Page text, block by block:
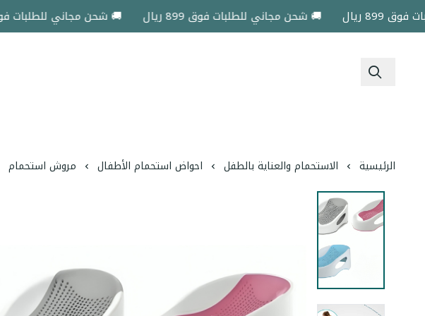
ريال 🚚 شحن مجاني للطلبات فوق 899 ريال 🚚 شحن مجاني للطلبات فوق 899 ريال
الرئيسية الاستحمام والعناية بالطفل احواض استحمام الأطفال مروش استحمام